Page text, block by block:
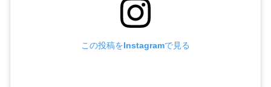
この投稿をInstagramで見る